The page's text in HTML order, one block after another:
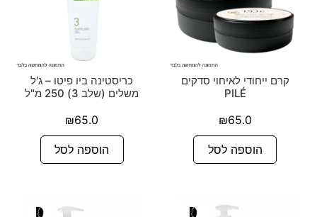
קרם ייחודי לאיחוי סדקים
PILÉ
₪65.0
הוספה לסל
כריסטינה ביו פיטו – ג'ל
משלים (שלב 3) 250 מ"ל
₪65.0
הוספה לסל